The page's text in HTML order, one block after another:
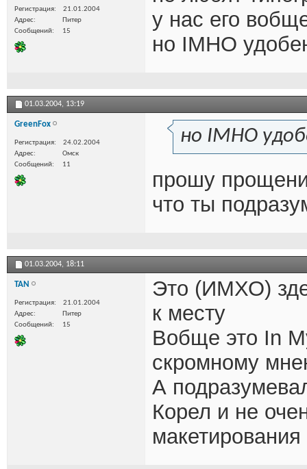
Регистрация
21.01.2004
Адрес
Питер
Сообщений
15
у нас его
но IMHO
01.03.2004, 13:19
GreenFox
Регистрация
24.02.2004
Адрес
Омск
Сообщений
11
но IMHO
прошу
что ты
01.03.2004, 18:11
TAN
Регистрация
21.01.2004
Адрес
Питер
Сообщений
15
Это (ИМХО)
к месту
Вобще это In
скромному
А
Корел и не